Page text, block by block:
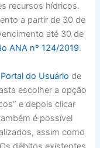
recursos hídricos.
a partir de 30 de
até 30 de
ANA nº 124/2019.
Portal do Usuário de
escolher a opção
e depois clicar
é possível
assim como